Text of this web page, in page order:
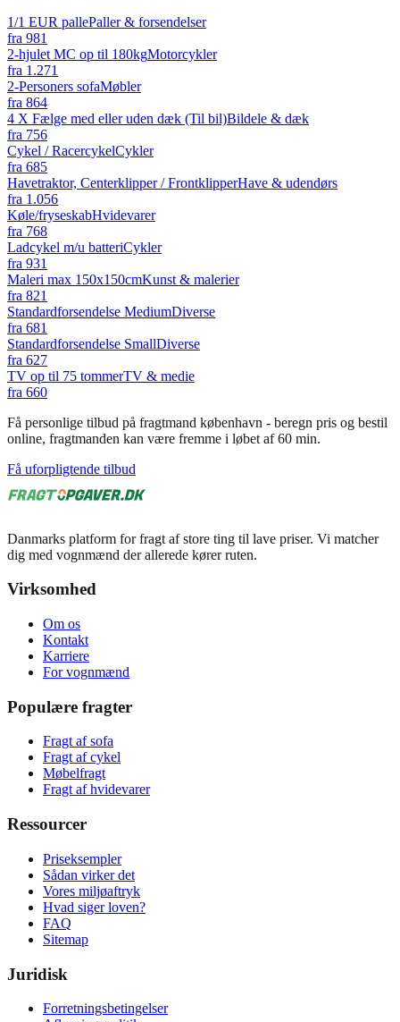
1/1 EUR pallePaller & forsendelser
fra 981
2-hjulet MC op til 180kgMotorcykler
fra 1.271
2-Personers sofaMøbler
fra 864
4 X Fælge med eller uden dæk (Til bil)Bildele & dæk
fra 756
Cykel / RacercykelCykler
fra 685
Havetraktor, Centerklipper / FrontklipperHave & udendørs
fra 1.056
Køle/fryseskabHvidevarer
fra 768
Ladcykel m/u batteriCykler
fra 931
Maleri max 150x150cmKunst & malerier
fra 821
Standardforsendelse MediumDiverse
fra 681
Standardforsendelse SmallDiverse
fra 627
TV op til 75 tommerTV & medie
fra 660
Få personlige tilbud på fragtmand københavn - beregn pris og bestil
online, fragtmanden kan være fremme i løbet af 60 min.
Få uforpligtende tilbud
Danmarks platform for fragt af store ting til lave priser. Vi matcher
dig med vognmænd der allerede kører ruten.
Virksomhed
Om os
Kontakt
Karriere
For vognmænd
Populære fragter
Fragt af sofa
Fragt af cykel
Møbelfragt
Fragt af hvidevarer
Ressourcer
Priseksempler
Sådan virker det
Vores miljøaftryk
Hvad siger loven?
FAQ
Sitemap
Juridisk
Forretningsbetingelser